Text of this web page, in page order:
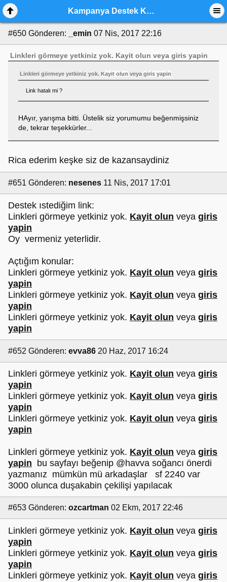
Kampanya Destek Konusu İstek Bölümü
#650 Gönderen: _emin 07 Nis, 2017 22:16
Linkleri görmeye yetkiniz yok. Kayit olun veyagiris yapin
Linkleri görmeye yetkiniz yok. Kayit olun veyagiris yapin
Link hatalı mi ?
HAyır, yarışma bitti. Üstelik siz yorumumu beğenmişsiniz
de, tekrar teşekkürler...
Rica ederim keşke siz de kazansaydiniz
#651 Gönderen: nesenes 11 Nis, 2017 17:01
Destek ıstediğim link:
Linkleri görmeye yetkiniz yok. Kayit olun veya giris
yapin
Oy vermeniz yeterlidir.
Açtığım konular:
Linkleri görmeye yetkiniz yok. Kayit olun veya giris
yapin
Linkleri görmeye yetkiniz yok. Kayit olun veya giris
yapin
Linkleri görmeye yetkiniz yok. Kayit olun veya giris
yapin
#652 Gönderen: evva86 20 Haz, 2017 16:24
Linkleri görmeye yetkiniz yok. Kayit olun veya giris
yapin
Linkleri görmeye yetkiniz yok. Kayit olun veya giris
yapin
Linkleri görmeye yetkiniz yok. Kayit olun veya giris
yapin
Linkleri görmeye yetkiniz yok. Kayit olun veya giris
yapin bu sayfayı beğenip @havva soğancı önerdi
yazmanız mümkün mü arkadaşlar sf 2240 var
3000 olunca duşakabin çekilişi yapılacak
#653 Gönderen: ozcartman 02 Ekm, 2017 22:46
Linkleri görmeye yetkiniz yok. Kayit olun veya giris
yapin
Linkleri görmeye yetkiniz yok. Kayit olun veya giris
yapin
Linkleri görmeye yetkiniz yok. Kayit olun veya giris